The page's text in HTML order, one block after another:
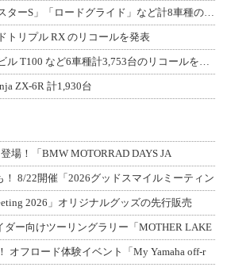
トリプル RX のリコールを発表
ZX-6R 計1,930台
場！「BMW MOTORRAD DAYS JA
！ 8/22開催「2026グッドスマイルミーティン
2026」オリジナルグッズの先行販売
ダー向けツーリングラリー「MOTHER LAKE
オフロード体験イベント「My Yamaha off-r